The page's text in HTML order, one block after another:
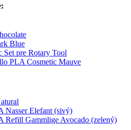
Blue
Set pre Rotary Tool
PLA Cosmetic Mauve
Nasser Elefant (sivý)
Refill Gammlige Avocado (zelený)